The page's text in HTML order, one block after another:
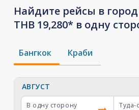
Найдите рейсы в
THB 19,280* в одну
Бангкок Краби
АВГУСТ
В одну сторону
Туда-